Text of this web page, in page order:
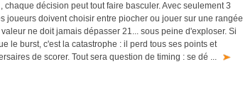
chaque décision peut tout faire basculer. Avec seulement 3
joueurs doivent choisir entre piocher ou jouer sur une rangée
ne doit jamais dépasser 21... sous peine d'exploser. Si
le burst, c'est la catastrophe : il perd tous ses points et
de scorer. Tout sera question de timing : se dé ...